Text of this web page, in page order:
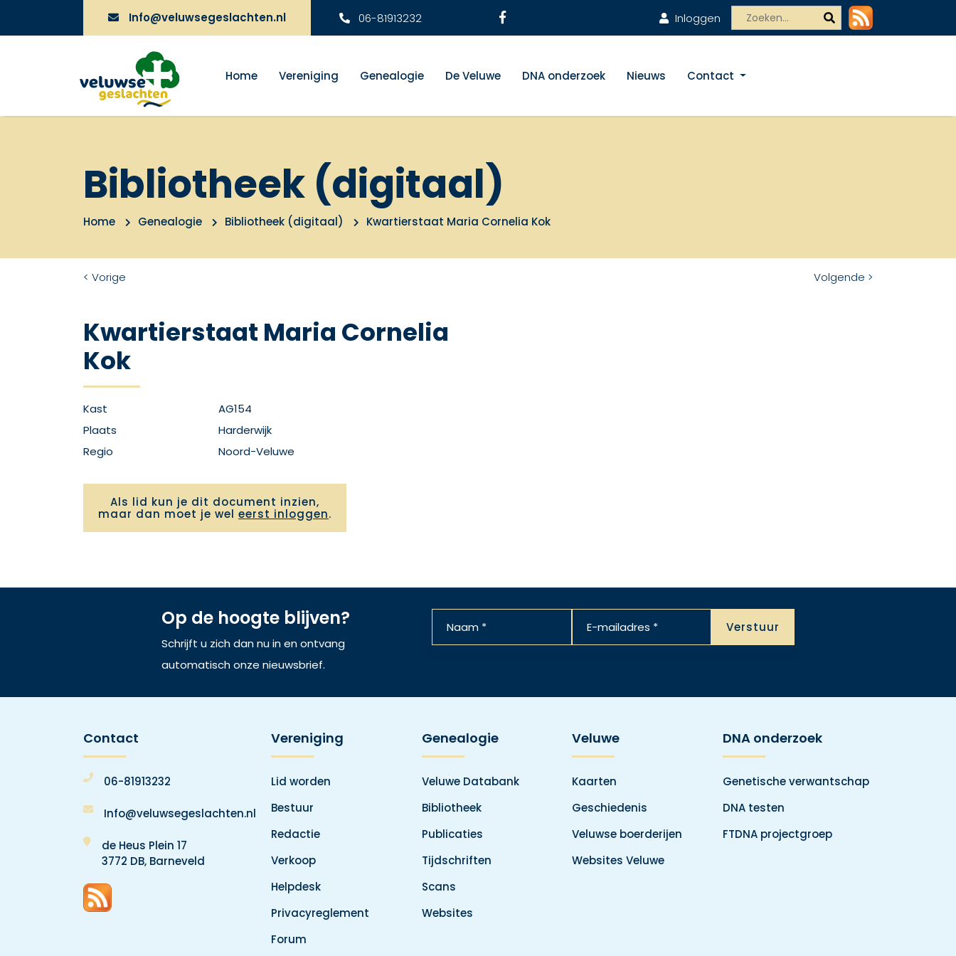
Info@veluwsegeslachten.nl 06-81913232 Inloggen
Home Vereniging Genealogie De Veluwe DNA onderzoek Nieuws Contact
Bibliotheek (digitaal)
Home Genealogie Bibliotheek (digitaal) Kwartierstaat Maria Cornelia Kok
< Vorige Volgende >
Kwartierstaat Maria Cornelia
Kok
Kast
AG154
Plaats
Harderwijk
Regio
Noord-Veluwe
Als lid kun je dit document inzien,
maar dan moet je wel eerst inloggen.
Op de hoogte blijven?
Schrijft u zich dan nu in en ontvang
automatisch onze nieuwsbrief.
Contact
06-81913232
Info@veluwsegeslachten.nl
de Heus Plein 17
3772 DB, Barneveld
Vereniging
Lid worden
Bestuur
Redactie
Verkoop
Helpdesk
Privacyreglement
Forum
Genealogie
Veluwe Databank
Bibliotheek
Publicaties
Tijdschriften
Scans
Websites
Veluwe
Kaarten
Geschiedenis
Veluwse boerderijen
Websites Veluwe
DNA onderzoek
Genetische verwantschap
DNA testen
FTDNA projectgroep